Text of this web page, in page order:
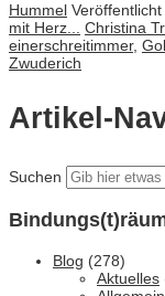
Hummel Veröffentlicht
mit Herz... Christina
einerschreitimmer,
Zwuderich
Artikel-
Suchen
Blog (278)
Aktuelles